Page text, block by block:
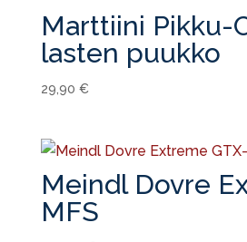
Marttiini Pikku-
lasten puukko
29,90 €
Meindl Dovre
MFS